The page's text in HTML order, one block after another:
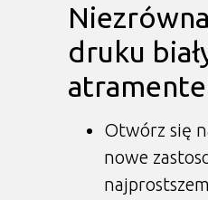
druku
Otwórz się
nowe